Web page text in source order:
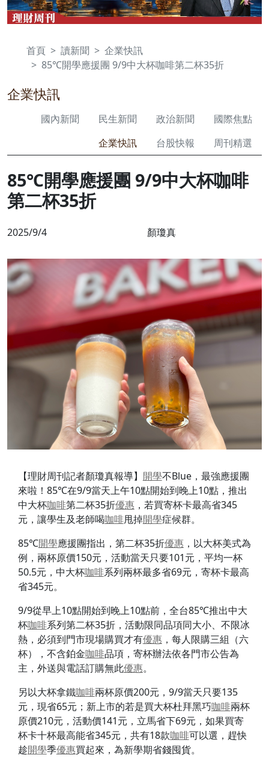
首頁 讀新聞
企業快訊
85℃開學應援團 9/9中大杯咖啡第二杯35折
企業快訊
國內新聞 民生新聞 政治新聞
國際焦點
企業快訊
台股快報 周刊精選
85℃開學應援團 9/9中大杯咖啡
第二杯35折
2025/9/4 顏瓊真
【理財周刊記者顏瓊真報導】 開學不Blue，最強應援團
來啦！85℃在9/9當天上午10點開始到晚上10點，推出
中大杯咖啡第二杯35折優惠，若買寄杯卡最高省345
元，讓學生及老師喝咖啡甩掉開學症候群。
85℃開學應援團指出，第二杯35折優惠，以大杯美式為
例，兩杯原價150元，活動當天只要101元，平均一杯
50.5元，中大杯咖啡系列兩杯最多省69元，寄杯卡最高
省345元。
9/9從早上10點開始到晚上10點前，全台85℃推出中大
杯咖啡系列第二杯35折，活動限同品項同大小、不限冰
熱，必須到門市現場購買才有優惠，每人限購三組（六
杯），不含鉑金咖啡品項，寄杯辦法依各門市公告為
主，外送與電話訂購無此優惠。
另以大杯拿鐵咖啡兩杯原價200元，9/9當天只要135
元，現省65元；新上市的若是買大杯杜拜黑巧咖啡兩杯
原價210元，活動價141元，立馬省下69元，如果買寄
杯卡十杯最高能省345元，共有18款咖啡可以選，趕快
趁開學季優惠買起來，為新學期省錢囤貨。